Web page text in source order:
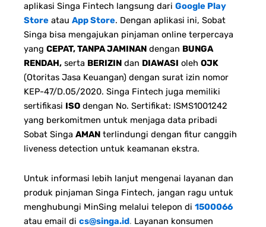
aplikasi Singa Fintech langsung dari Google Play
Store atau App Store. Dengan aplikasi ini, Sobat
Singa bisa mengajukan pinjaman online terpercaya
yang CEPAT, TANPA JAMINAN dengan BUNGA
RENDAH, serta BERIZIN dan DIAWASI oleh OJK
(Otoritas Jasa Keuangan) dengan surat izin nomor
KEP-47/D.05/2020. Singa Fintech juga memiliki
sertifikasi ISO dengan No. Sertifikat: ISMS1001242
yang berkomitmen untuk menjaga data pribadi
Sobat Singa AMAN terlindungi dengan fitur canggih
liveness detection untuk keamanan ekstra.
Untuk informasi lebih lanjut mengenai layanan dan
produk pinjaman Singa Fintech, jangan ragu untuk
menghubungi MinSing melalui telepon di 1500066
atau email di cs@singa.id. Layanan konsumen